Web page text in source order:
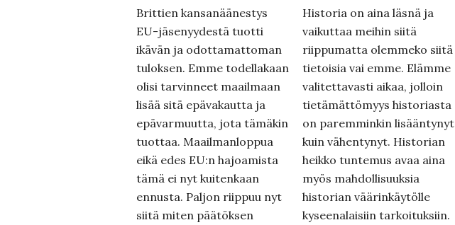
Brittien kansanäänestys
EU-jäsenyydestä tuotti
ikävän ja odottamattoman
tuloksen. Emme todellakaan
olisi tarvinneet maailmaan
lisää sitä epävakautta ja
epävarmuutta, jota tämäkin
tuottaa. Maailmanloppua
eikä edes EU:n hajoamista
tämä ei nyt kuitenkaan
ennusta. Paljon riippuu nyt
siitä miten päätöksen
Historia on aina läsnä ja
vaikuttaa meihin siitä
riippumatta olemmeko siitä
tietoisia vai emme. Elämme
valitettavasti aikaa, jolloin
tietämättömyys historiasta
on paremminkin lisääntynyt
kuin vähentynyt. Historian
heikko tuntemus avaa aina
myös mahdollisuuksia
historian väärinkäytölle
kyseenalaisiin tarkoituksiin.